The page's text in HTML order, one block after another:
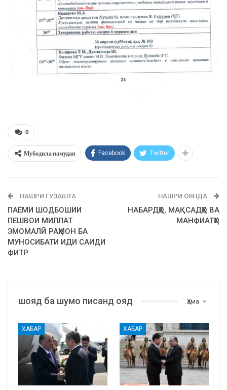
0
Мубодила намудан Facebook Twitter
НАШРИ ГУЗАШТА
ПАЁМИ ШОДБОШИИ
ПЕШВОИ МИЛЛАТ
ЭМОМАЛӢ РАҲМОН БА
МУНОСИБАТИ ИДИ САИДИ
ФИТР
НАШРИ ОЯНДА
НАБАРДҲО, МАҚСАДҲО ВА
МАНФИАТҲО
Ҳама
шояд ба шумо писанд ояд
ХАБАР ХАБАР